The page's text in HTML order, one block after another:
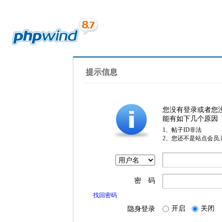
提示信息
您没有登录或者您
能有如下几个原因
1、帖子ID非法
2、您还不是站点会员
密 码
找回密码
隐身登录 开启 关闭